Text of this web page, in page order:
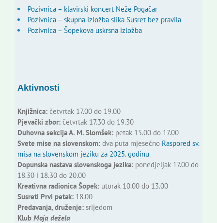
Pozivnica – klavirski koncert Neže Pogačar
Pozivnica – skupna izložba slika Susret bez pravila
Pozivnica – Šopekova uskrsna izložba
Aktivnosti
Knjižnica:četvrtak 17.00 do 19.00
Pjevački zbor:četvrtak 17.30 do 19.30
Duhovna sekcija A. M. Slomšek:petak 15.00 do 17.00
Svete mise na slovenskom:dva puta mjesečno Raspored sv.
misa na slovenskom jeziku za 2025. godinu
Dopunska nastava slovenskoga jezika:ponedjeljak 17.00 do
18.30 i 18.30 do 20.00
Kreativna radionica Šopek:utorak 10.00 do 13.00
Susreti Prvi petak:18.00
Predavanja, druženje:srijedom
Klub Moja dežela